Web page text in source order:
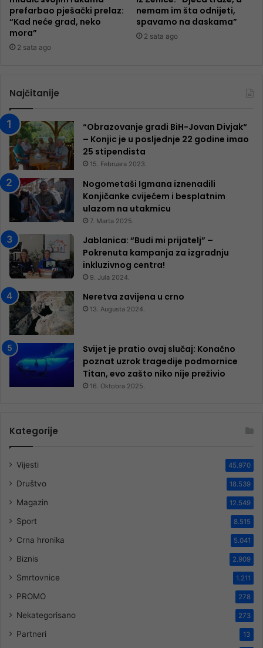
prefarbao pješački prelaz:
“Kad neće grad, neko
mora”
2 sata ago
nemam im šta odnijeti,
spavamo na daskama”
2 sata ago
Najčitanije
“Obrazovanje gradi BiH-Jovan Divjak“
– Konjic je u posljednje 22 godine imao
25 ​​stipendista
15. Februara 2023.
Nogometaši Igmana iznenadili
Konjičanke cvijećem i besplatnim
ulazom na utakmicu
7. Marta 2025.
Jablanica: “Budi mi prijatelj” –
Pokrenuta kampanja za izgradnju
inkluzivnog centra!
9. Jula 2024.
Neretva zavijena u crno
13. Augusta 2024.
Svijet je pratio ovaj slučaj: Konačno
poznat uzrok tragedije podmornice
Titan, evo zašto niko nije preživio
16. Oktobra 2025.
Kategorije
Vijesti 45.970
Društvo 18.539
Magazin 12.549
Sport 8.515
Crna hronika 5.041
Biznis 2.909
Smrtovnice 1.211
PROMO 278
Nekategorisano 273
Partneri 13